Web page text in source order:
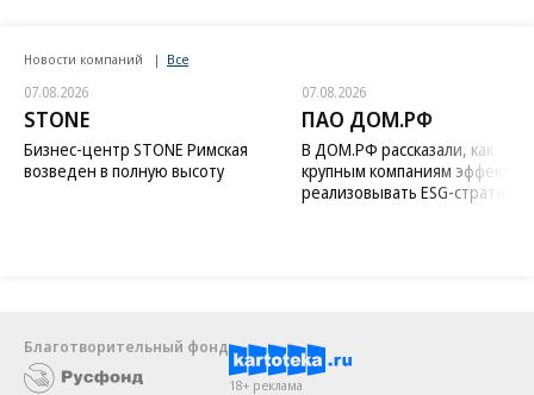
Новости компаний Все
07.08.2026
STONE
Бизнес-центр STONE Римская
возведен в полную высоту
07.08.2026
ПАО ДОМ.РФ
В ДОМ.РФ рассказали, как
крупным компаниям
реализовывать ESG-стратегию
Благотворительный фонд
18+ реклама